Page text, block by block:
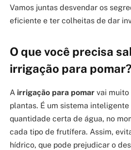
Vamos juntas desvendar os
eficiente e ter colheitas de dar
O que você precisa
irrigação para pomar?
A irrigação para pomar vai
plantas. É um sistema inteligente
quantidade certa de água, no
cada tipo de frutífera. Assim,
hídrico, que pode prejudicar o